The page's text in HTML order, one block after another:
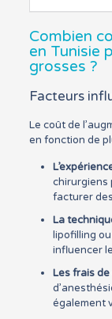
Combien
en Tunisie
grosses ?
Facteurs
Le coût de
en fonction de
chirurgiens
facturer
La
lipofilling
influencer
Les frais
également